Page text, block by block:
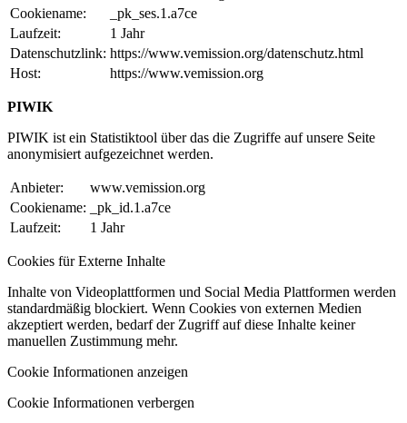
Cookiename:
_pk_ses.1.a7ce
Laufzeit:
1 Jahr
Datenschutzlink: https://www.vemission.org/datenschutz.html
Host:
https://www.vemission.org
PIWIK
PIWIK ist ein Statistiktool über das die Zugriffe auf unsere Seite
anonymisiert aufgezeichnet werden.
Anbieter:
www.vemission.org
Cookiename:
_pk_id.1.a7ce
Laufzeit:
1 Jahr
Cookies für Externe Inhalte
Inhalte von Videoplattformen und Social Media Plattformen werden
standardmäßig blockiert. Wenn Cookies von externen Medien
akzeptiert werden, bedarf der Zugriff auf diese Inhalte keiner
manuellen Zustimmung mehr.
Cookie Informationen anzeigen
Cookie Informationen verbergen